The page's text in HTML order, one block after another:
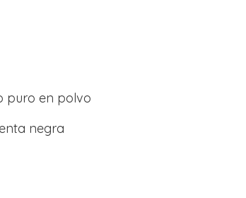
puro en polvo
negra